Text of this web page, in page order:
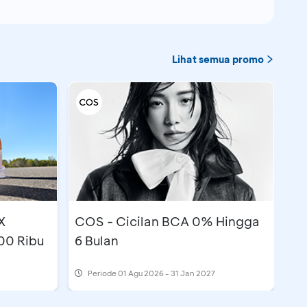
Lihat semua promo
Ribu
COS - Cicilan BCA 0% Hingga
6 Bulan
Periode01 Agu 2026 - 31 Jan 2027